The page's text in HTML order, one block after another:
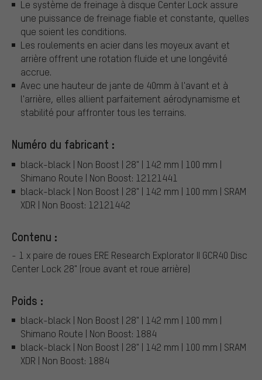
Le système de freinage à disque Center Lock assure
une puissance de freinage fiable et constante, quelles
que soient les conditions.
Les roulements en acier dans les moyeux avant et
arrière offrent une rotation fluide et une longévité
accrue.
Avec une hauteur de jante de 40mm à l'avant et à
l'arrière, elles allient parfaitement aérodynamisme et
stabilité pour affronter tous les terrains.
Numéro du fabricant :
black-black | Non Boost | 28" | 142 mm | 100 mm |
Shimano Route | Non Boost: 12121441
black-black | Non Boost | 28" | 142 mm | 100 mm | SRAM
XDR | Non Boost: 12121442
Contenu :
- 1 x paire de roues ERE Research Explorator II GCR40 Disc
Center Lock 28" (roue avant et roue arrière)
Poids :
black-black | Non Boost | 28" | 142 mm | 100 mm |
Shimano Route | Non Boost: 1884
black-black | Non Boost | 28" | 142 mm | 100 mm | SRAM
XDR | Non Boost: 1884